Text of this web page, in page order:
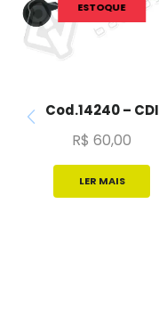
ESTOQUE
Cod.14240 – CDI
R$ 60,00
LER MAIS